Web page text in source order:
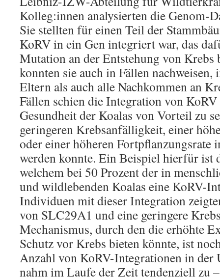
Kolleg:innen analysierten die Genom-
Sie stellten für einen Teil der
KoRV in ein Gen integriert war, das
Mutation an der Entstehung von Krebs
konnten sie auch in Fällen nachweisen,
Eltern als auch alle Nachkommen an
Fällen schien die Integration von
Gesundheit der Koalas von Vorteil zu
geringeren Krebsanfälligkeit, einer
oder einer höheren Fortpflanzungsrate
werden konnte. Ein Beispiel hierfür ist
welchem bei 50 Prozent der in
und wildlebenden Koalas eine KoRV-
Individuen mit dieser Integration
von SLC29A1 und eine geringere
Mechanismus, durch den die erhöhte
Schutz vor Krebs bieten könnte, ist
Anzahl von KoRV-Integrationen in der
nahm im Laufe der Zeit tendenziell zu